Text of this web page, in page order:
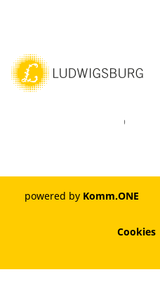
LinkedIn
powered by Komm.ONE
Cookies